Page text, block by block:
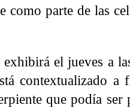
parte de las
exhibirá el jueves a
contextualizado a
que podía ser